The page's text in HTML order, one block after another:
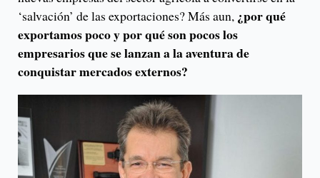
‘salvación’ de las exportaciones? Más aun, ¿por qué
exportamos poco y por qué son pocos los
empresarios que se lanzan a la aventura de
conquistar mercados externos?